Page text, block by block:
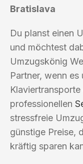
Bratislava
Du planst einen
und möchtest
Umzugskönig
Partner, wenn
professionellen
stressfreie
günstige Preise,
kräftig sparen